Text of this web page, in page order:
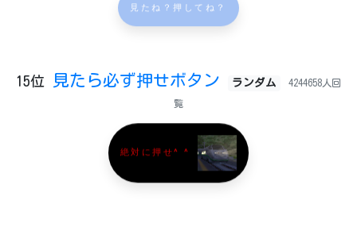
見たね？押してね？
15位 見たら必ず押せボタン ランダム 4244658人回
覧
絶対に押せ^ ^